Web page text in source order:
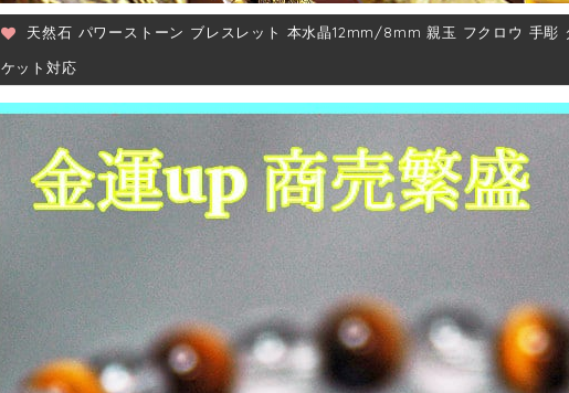
天然石 パワーストーン ブレスレット 本水晶12mm/8mm 親玉 フクロウ 手彫
ケット対応